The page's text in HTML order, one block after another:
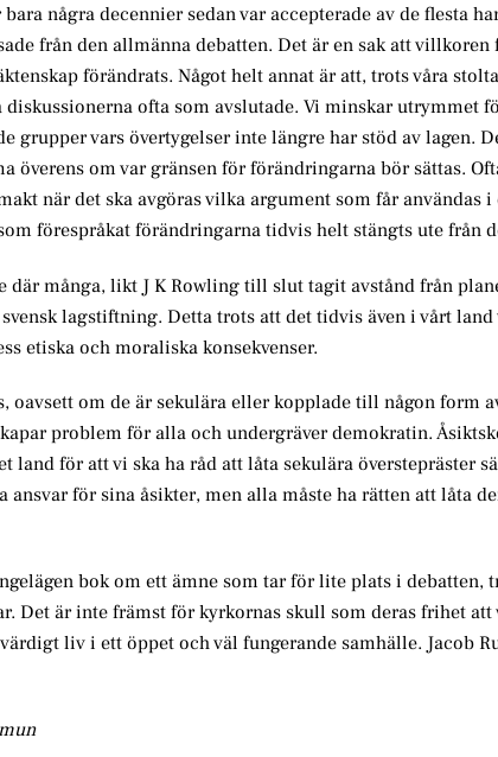
några decennier sedan var accepterade av de flesta
från den allmänna debatten. Det är en sak att
förändrats. Något helt annat är att, trots våra
ofta som avslutade. Vi minskar utrymmet
grupper vars övertygelser inte längre har stöd av lagen.
överens om var gränsen för förändringarna bör sättas.
när det ska avgöras vilka argument som får användas
förespråkat förändringarna tidvis helt stängts ute från
där många, likt J K Rowling till slut tagit avstånd från
lagstiftning. Detta trots att det tidvis även i vårt
etiska och moraliska konsekvenser.
oavsett om de är sekulära eller kopplade till någon form
problem för alla och undergräver demokratin.
land för att vi ska ha råd att låta sekulära överstepräster
för sina åsikter, men alla måste ha rätten att låta
bok om ett ämne som tar för lite plats i debatten,
Det är inte främst för kyrkornas skull som deras frihet att
liv i ett öppet och väl fungerande samhälle. Jacob